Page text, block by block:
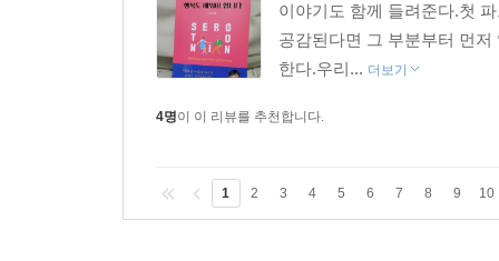
이야기도 함께 들려준다.첫
공감된다면 그 부분부터 먼
한다.우리... 더보기
4명이 이 리뷰를 추천합니다.
1 2 3 4 5 6 7 8 9 10